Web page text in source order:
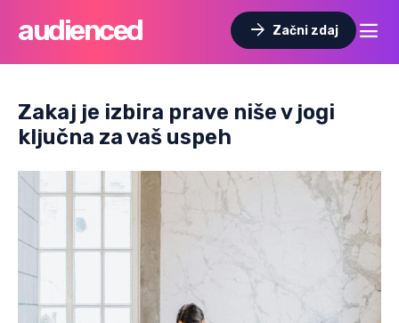
audienced arrow_forward Začni zdaj dehaze
Zakaj je izbira prave niše v jogi
ključna za vaš uspeh